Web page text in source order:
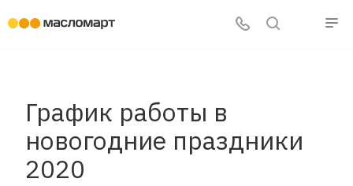
График работы в
новогодние праздники
2020